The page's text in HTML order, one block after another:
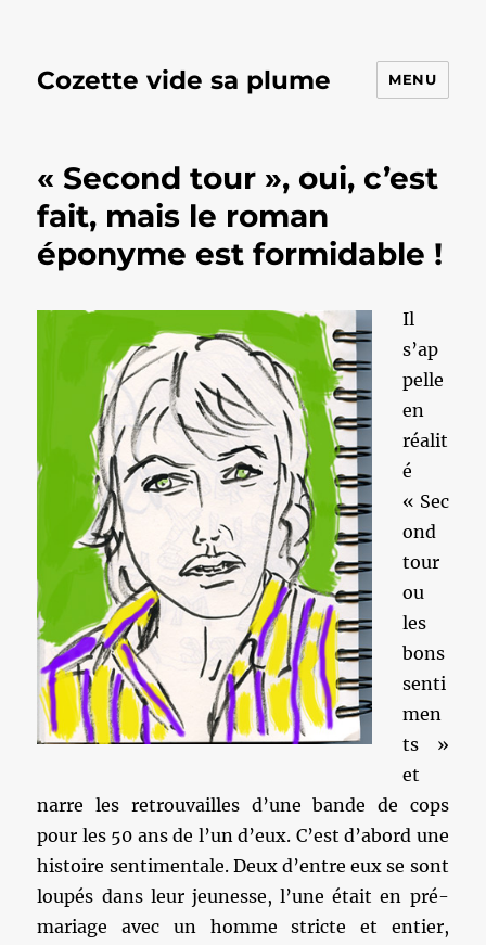
Cozette vide sa plume MENU
« Second tour », oui, c’est
fait, mais le roman
éponyme est formidable !
Il
s’ap
pelle
en
réalit
é
« Sec
ond
tour
ou
les
bons
senti
men
ts »
et
narre les retrouvailles d’une bande de cops
pour les 50 ans de l’un d’eux. C’est d’abord une
histoire sentimentale. Deux d’entre eux se sont
loupés dans leur jeunesse, l’une était en pré-
mariage avec un homme stricte et entier,